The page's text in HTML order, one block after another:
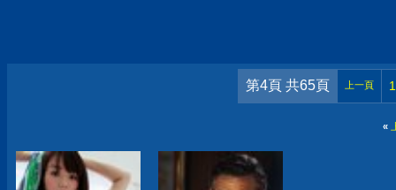
第4頁 共65頁 上一頁 1
«